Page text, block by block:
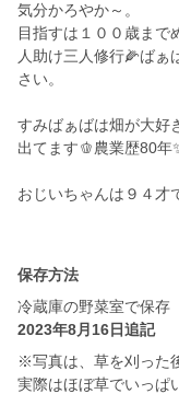
気分かろやか～。
目指すは１００歳までめ
人助け三人修行🌽ばぁ
さい。
すみばぁばは畑が大好
出てます🫑農業歴80年
おじいちゃんは９４才
保存方法
冷蔵庫の野菜室で保存
2023年8月16日追記
※写真は、草を刈った
実際はほぼ草でいっぱ